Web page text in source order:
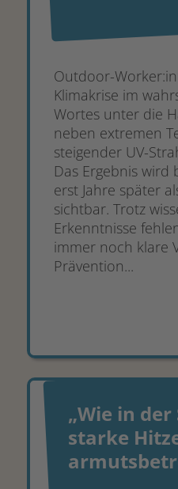
Outdoor-
Klimakrise im
Wortes unter die
neben extremen
steigender UV-
Das Ergebnis wird
erst Jahre später
sichtbar. Trotz
Erkenntnisse
immer noch klare
Prävention...
„Wie in der
starke